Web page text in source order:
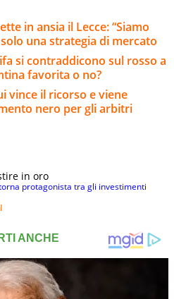
in ansia il Lecce: “Siamo
una strategia di mercato
si contraddicono sul rosso a
favorita o no?
vince il ricorso e viene
nero per gli arbitri
in oro
torna protagonista tra gli investimenti